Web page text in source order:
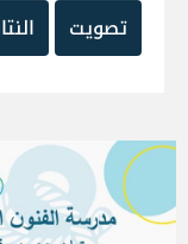
تصويت